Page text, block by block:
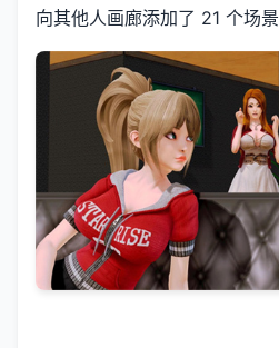
向其他人画廊添加了 21 个场景